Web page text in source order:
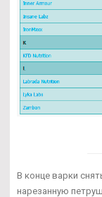
В конце варки
нарезанную